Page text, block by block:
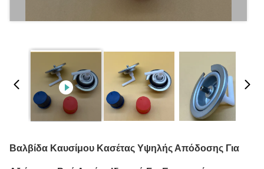
Βαλβίδα Καυσίμου Κασέτας Υψηλής Απόδοσης Για